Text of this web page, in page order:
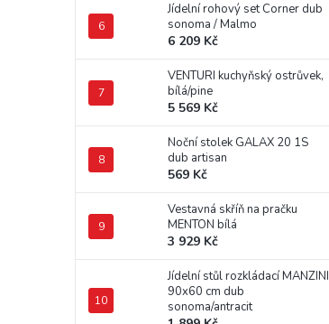
Jídelní rohový set Corner dub
sonoma / Malmo
6 209 Kč
VENTURI kuchyňský ostrůvek,
bílá/pine
5 569 Kč
Noční stolek GALAX 20 1S
dub artisan
569 Kč
Vestavná skříň na pračku
MENTON bílá
3 929 Kč
Jídelní stůl rozkládací MANZINI
90x60 cm dub
sonoma/antracit